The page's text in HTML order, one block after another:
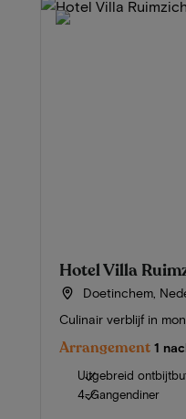
Hotel Villa
Doetinchem,
Culinair verblijf in
Arrangement 1
Uitgebreid
4-Gangendiner